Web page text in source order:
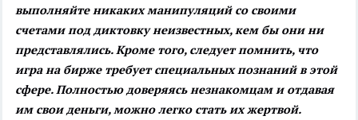
выполняйте никаких манипуляций со своими
счетами под диктовку неизвестных, кем бы они ни
представлялись. Кроме того, следует помнить, что
игра на бирже требует специальных познаний в этой
сфере. Полностью доверяясь незнакомцам и отдавая
им свои деньги, можно легко стать их жертвой.